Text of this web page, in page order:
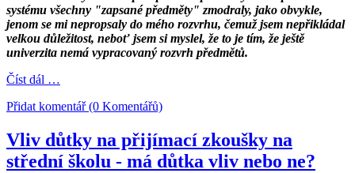
systému všechny "zapsané předměty" zmodraly, jako obvykle,
jenom se mi nepropsaly do mého rozvrhu, čemuž jsem nepřikládal
velkou důležitost, neboť jsem si myslel, že to je tím, že ještě
univerzita nemá vypracovaný rozvrh předmětů.
Číst dál …
Přidat komentář (0 Komentářů)
Vliv důtky na přijímací zkoušky na
střední školu - má důtka vliv nebo ne?